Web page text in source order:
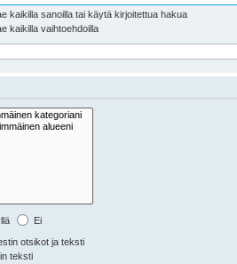
kaikilla sanoilla tai käytä kirjoitettua hakua
kaikilla vaihtoehdoilla
Ei
otsikot ja teksti
teksti